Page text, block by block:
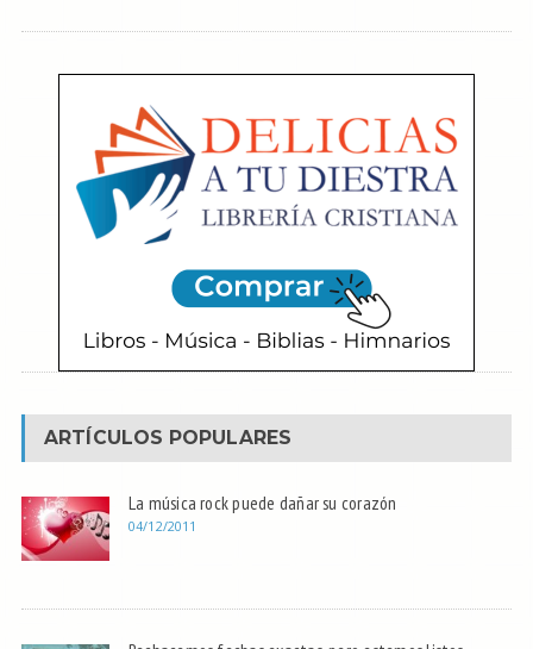
ARTÍCULOS POPULARES
La música rock puede dañar su corazón
04/12/2011